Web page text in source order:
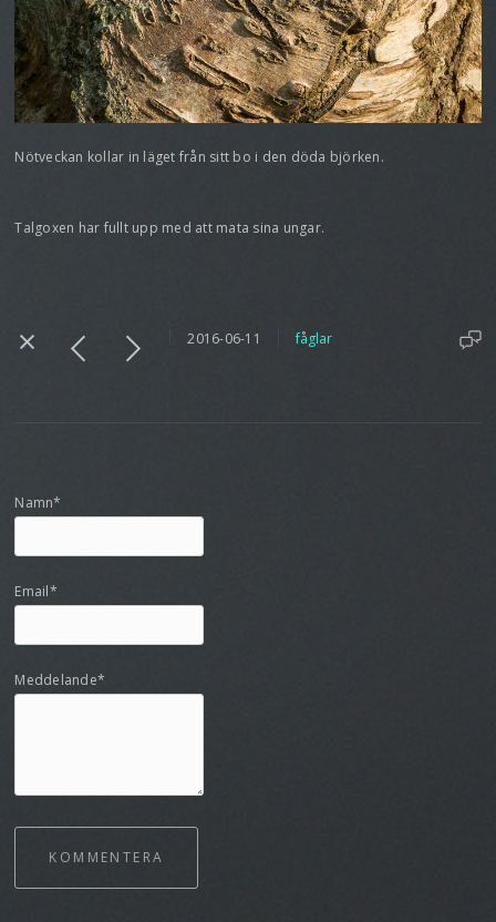
Nötveckan kollar in läget från sitt bo i den döda björken.
Talgoxen har fullt upp med att mata sina ungar.
2016-06-11 fåglar
Namn*
Email*
Meddelande*
KOMMENTERA